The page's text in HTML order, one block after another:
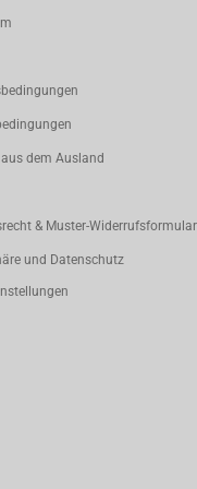
aus dem Ausland
& Muster-Widerrufsformular
und Datenschutz